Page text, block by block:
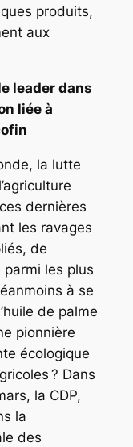
produits,
aux
leader dans
liée à
la lutte
dernières
les ravages
de
les plus
à se
de palme
pionnière
écologique
? Dans
la CDP,
la
des